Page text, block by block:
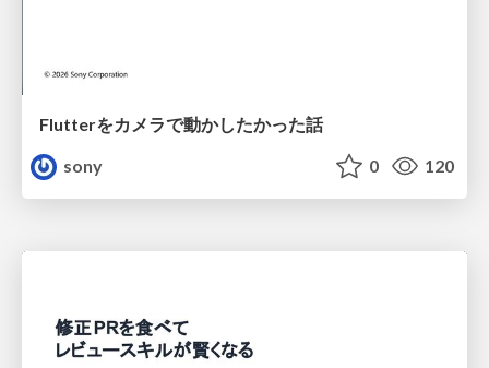
Flutterをカメラで動かしたかった話
sony
0 120